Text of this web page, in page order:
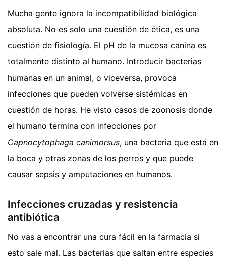
Mucha gente ignora la incompatibilidad biológica
absoluta. No es solo una cuestión de ética, es una
cuestión de fisiología. El pH de la mucosa canina es
totalmente distinto al humano. Introducir bacterias
humanas en un animal, o viceversa, provoca
infecciones que pueden volverse sistémicas en
cuestión de horas. He visto casos de zoonosis donde
el humano termina con infecciones por
Capnocytophaga canimorsus, una bacteria que está en
la boca y otras zonas de los perros y que puede
causar sepsis y amputaciones en humanos.
Infecciones cruzadas y resistencia
antibiótica
No vas a encontrar una cura fácil en la farmacia si
esto sale mal. Las bacterias que saltan entre especies